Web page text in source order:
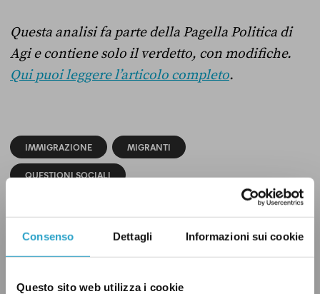
Consenso Dettagli Informazioni sui cookie
Questo sito web utilizza i cookie
Questa analisi fa parte della Pagella Politica di
Agi e contiene solo il verdetto, con modifiche.
Qui puoi leggere l’articolo completo.
IMMIGRAZIONE MIGRANTI
QUESTIONI SOCIALI
facebook
twitterwhatsapp
emailbluesky